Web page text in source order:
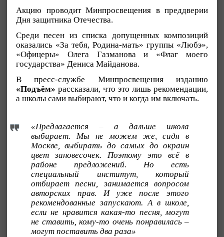
Акцию проводит Минпросвещения в преддверии
Дня защитника Отечества.
Среди песен из списка допущенных композиций
оказались «За тебя, Родина-мать» группы «Любэ»,
«Офицеры» Олега Газманова и «Флаг моего
государства» Дениса Майданова.
В пресс-службе Минпросвещения изданию
«Подъём» рассказали, что это лишь рекомендации,
а школы сами выбирают, что и когда им включать.
«Предлагается – а дальше школа
выбирает. Мы не можем же, сидя в
Москве, выбирать до самых до окраин
цвет зановесочек. Поэтому это всё в
районе предложений. Но есть
специальный институт, который
отбирает песни, занимается вопросом
авторских прав. И уже после этого
рекомендованные запускают. А в школе,
если не нравится какая-то песня, могут
не ставить, кому-то очень понравилась –
могут поставить два раза»